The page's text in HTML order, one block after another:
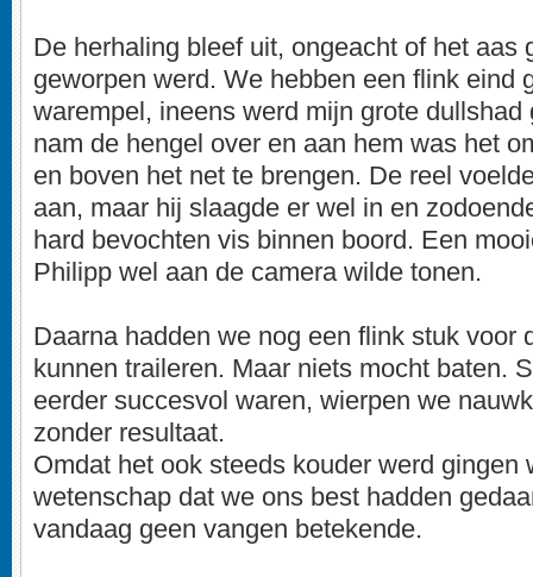
De herhaling bleef uit, ongeacht of het aas
geworpen werd. We hebben een flink eind
warempel, ineens werd mijn grote dullshad
nam de hengel over en aan hem was het
en boven het net te brengen. De reel
aan, maar hij slaagde er wel in en
hard bevochten vis binnen boord. Een
Philipp wel aan de camera wilde tonen.
Daarna hadden we nog een flink stuk voor
kunnen traileren. Maar niets mocht baten.
eerder succesvol waren, wierpen we
zonder resultaat.
Omdat het ook steeds kouder werd gingen
wetenschap dat we ons best hadden
vandaag geen vangen betekende.